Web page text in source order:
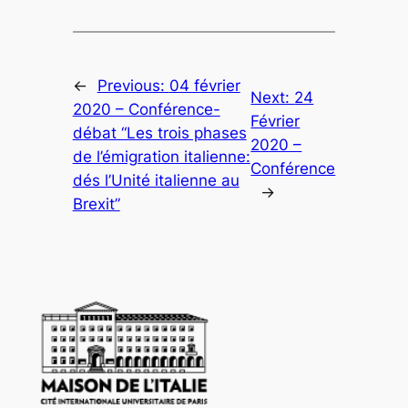
← Previous: 04 février
2020 – Conférence-
débat “Les trois phases
de l’émigration italienne:
dés l’Unité italienne au
Brexit”
Next: 24
Février
2020 –
Conférence
→